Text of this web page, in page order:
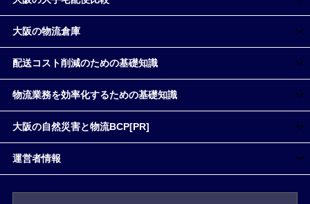
大阪の物流倉庫
配送コスト削減のための基礎知識
物流業務を効率化するための基礎知識
大阪の自然災害と物流BCP[PR]
運営者情報